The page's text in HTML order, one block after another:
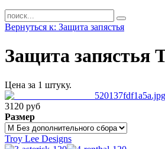
Вернуться к: Защита запястья
Защита запястья
Цена за 1 штуку.
3120 руб
Размер
Troy Lee Designs